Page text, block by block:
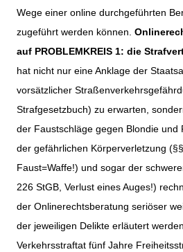
Wege einer online durchgeführten
zugeführt werden können.
auf PROBLEMKREIS 1: die
hat nicht nur eine Anklage der
vorsätzlicher
Strafgesetzbuch) zu erwarten,
der Faustschläge gegen Blondie und
der gefährlichen Körperverletzung
Faust=Waffe!) und sogar der
226 StGB, Verlust eines Auges!)
der Onlinerechtsberatung seriöser
der jeweiligen Delikte erläutert
Verkehrsstraftat fünf Jahre